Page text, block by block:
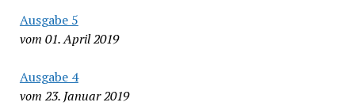
Ausgabe 5
vom 01. April 2019
Ausgabe 4
vom 23. Januar 2019